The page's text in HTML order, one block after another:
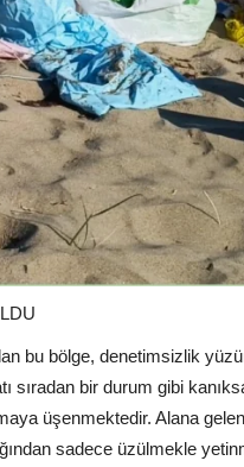
bu bölge, denetimsizlik
sıradan bir durum gibi
üşenmektedir. Alana
sadece üzülmekle